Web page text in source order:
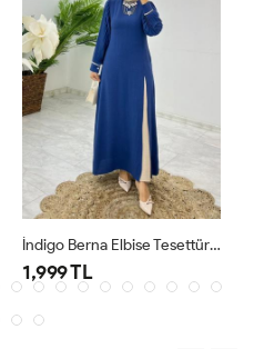
İndigo Berna Elbise Tesettür Giyim
1,999 TL